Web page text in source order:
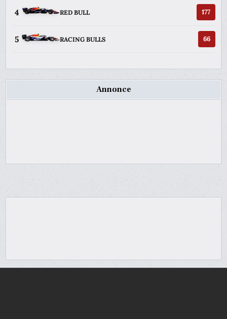
4 RED BULL 177
5 RACING BULLS 66
Annonce